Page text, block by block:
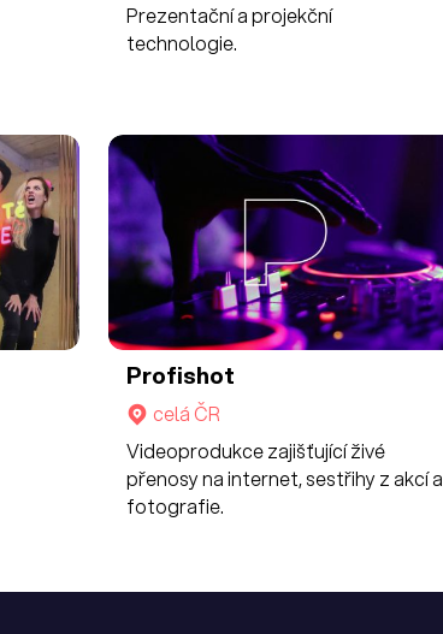
Prezentační a projekční
technologie.
Profishot
celá ČR
Videoprodukce zajišťující živé
přenosy na internet, sestřihy z akcí a
fotografie.